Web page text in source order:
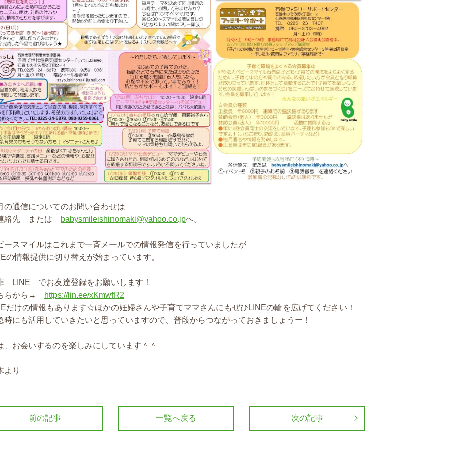
の通信についてのお問い合わせは
絡先 または
babysmileishinomaki@yahoo.co.jpへ。
ースマイルはこれまで一斉メールでの情報発信を行っていましたが
の情報提供に切り替えが始まっています。
LINE でお友達登録をお願いします！
らから→
https://lin.ee/xKmwfR2
だけの情報もあります☆ほかの妊婦さんや子育てママさんにもぜひLINEの輪を広げてください！
時にも活用していきたいと思っていますので、普段からつながっておきましょうー！
、お会いするのを楽しみにしています＾＾
より
前の記事 次の記事
一覧へ戻る